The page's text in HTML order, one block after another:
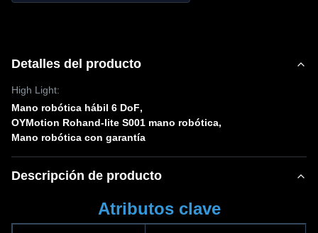
Detalles del producto
High Light:
Mano robótica hábil 6 DoF,
OYMotion Rohand-lite S001 mano robótica,
Mano robótica con garantía
Descripción de producto
Atributos clave